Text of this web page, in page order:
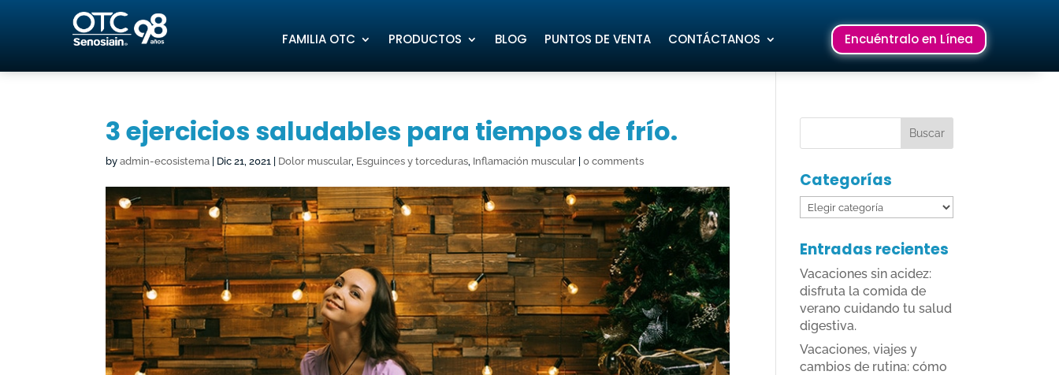
FAMILIA OTC PRODUCTOS BLOG PUNTOS DE VENTA CONTÁCTANOS Encuéntralo en Línea
3 ejercicios saludables para tiempos de frío.
byadmin-ecosistema Dic 21, 2021 Dolor muscular, Esguinces y torceduras, Inflamación muscular |0 comments
Categorías
Categorías
Entradas recientes
Vacaciones sin acidez:
disfruta la comida de
verano cuidando tu salud
digestiva.
Vacaciones, viajes y
cambios de rutina: cómo